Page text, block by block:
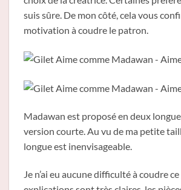
suis sûre. De mon côté, cela vous
motivation à coudre le patron.
Madawan est proposé en deux
version courte. Au vu de ma petite
longue est inenvisageable.
Je n’ai eu aucune difficulté à coudre